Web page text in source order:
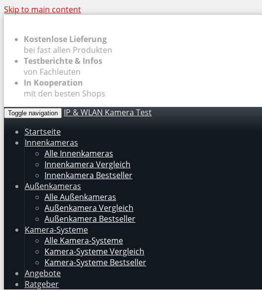
Skip to main content
Kostenlose Lieferung
bei fast allen Produkten
Testberichte & Infos
von Fachleuten
In Kooperation
mit den besten Shops
Toggle navigation
IP & WLAN Kamera Test
Startseite
Innenkameras
Alle Innenkameras
Innenkamera Vergleich
Innenkamera Bestseller
Außenkameras
Alle Außenkameras
Außenkamera Vergleich
Außenkamera Bestseller
Kamera-Systeme
Alle Kamera-Systeme
Kamera-Systeme Vergleich
Kamera-Systeme Bestseller
Angebote
Ratgeber